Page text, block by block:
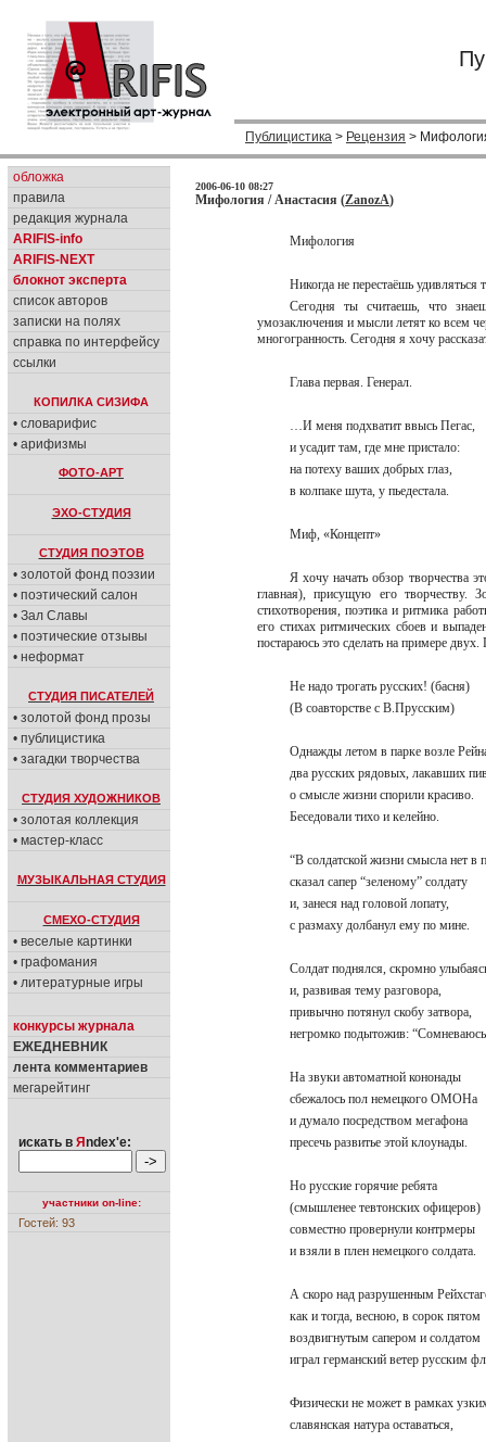
Публицистика > Рецензия >
обложка
правила
редакция журнала
ARIFIS-info
ARIFIS-NEXT
блокнот эксперта
список авторов
записки на полях
справка по интерфейсу
ссылки
КОПИЛКА СИЗИФА
• словарифис
• арифизмы
ФОТО-АРТ
ЭХО-СТУДИЯ
СТУДИЯ ПОЭТОВ
• золотой фонд поэзии
• поэтический салон
• Зал Славы
• поэтические отзывы
• неформат
СТУДИЯ ПИСАТЕЛЕЙ
• золотой фонд прозы
• публицистика
• загадки творчества
СТУДИЯ ХУДОЖНИКОВ
• золотая коллекция
• мастер-класс
МУЗЫКАЛЬНАЯ СТУДИЯ
СМЕХО-СТУДИЯ
• веселые картинки
• графомания
• литературные игры
конкурсы журнала
ЕЖЕДНЕВНИК
лента комментариев
мегарейтинг
искать в Я ndex'е:
участники on-line:
Гостей: 93
2006-06-10 08:27
Мифология / Анастасия (ZanozA)
Мифология
Никогда не перестаёшь
Сегодня ты считаешь, что
умозаключения и мысли летят ко всем
многогранность. Сегодня я хочу
Глава первая. Генерал.
…И меня подхватит ввысь Пегас,
и усадит там, где мне пристало:
на потеху ваших добрых глаз,
в колпаке шута, у пьедестала.
Миф, «Концепт»
Я хочу начать обзор творчества
главная), присущую его творчеству.
стихотворения, поэтика и ритмика
его стихах ритмических сбоев и
постараюсь это сделать на примере
Не надо трогать русских! (басня)
(В соавторстве с В.Прусским)
Однажды летом в парке возле
два русских рядовых, лакавших
о смысле жизни спорили красиво.
Беседовали тихо и келейно.
“В солдатской жизни смысла нет
сказал сапер “зеленому” солдату
и, занеся над головой лопату,
с размаху долбанул ему по мине.
Солдат поднялся, скромно
и, развивая тему разговора,
привычно потянул скобу затвора,
негромко подытожив:
На звуки автоматной кононады
сбежалось пол немецкого ОМОНа
и думало посредством мегафона
пресечь развитье этой клоунады.
Но русские горячие ребята
(смышленее тевтонских офицеров)
совместно провернули контрмеры
и взяли в плен немецкого солдата.
А скоро над разрушенным
как и тогда, весною, в сорок пятом
воздвигнутым сапером и солдатом
играл германский ветер русским
Физически не может в рамках
славянская натура оставаться,